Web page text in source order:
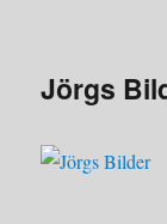
Jörgs